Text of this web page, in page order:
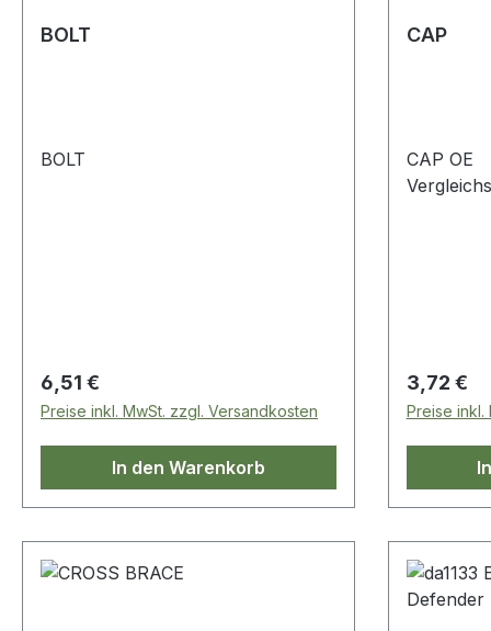
BOLT
BOLT
Regulärer Preis:
6,51 €
Preise inkl. MwSt. zzgl. Versandkosten
In den Warenkorb
CAP
CAP OE
Regulärer
3,72 €
Preise inkl.